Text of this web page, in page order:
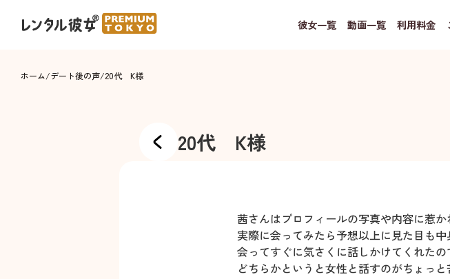
彼女一覧 動画一覧 利用料金
ホーム/デート後の声/20代 K様
20代 K様
茜さんはプロフィールの写真や内容に惹
実際に会ってみたら予想以上に見た目も中
会ってすぐに気さくに話しかけてくれたの
どちらかというと女性と話すのがちょっ